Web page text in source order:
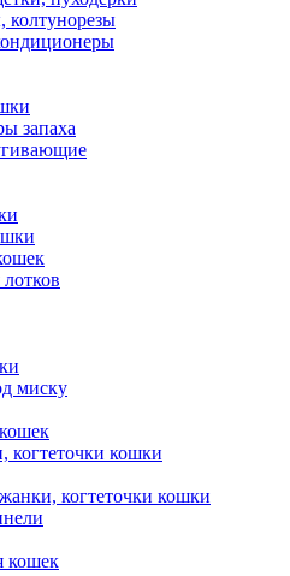
запаха
миску
когтеточки кошки
когтеточки кошки
кошек